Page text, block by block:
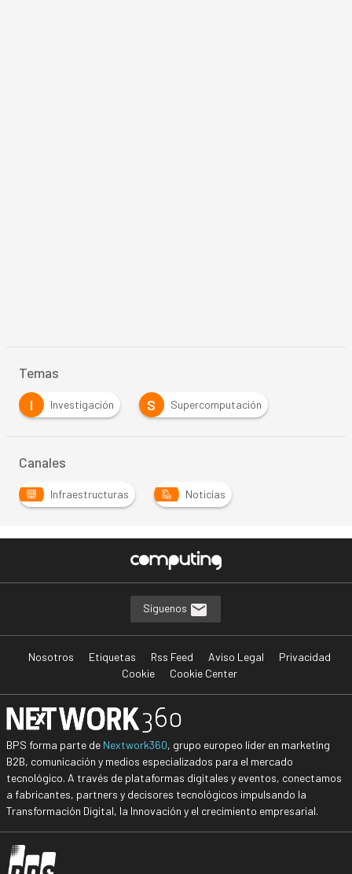
Temas
I
Investigación S Supercomputación
Canales
Infraestructuras Noticias
Síguenos
Nosotros Etiquetas Rss Feed Aviso Legal
Privacidad
Cookie
Cookie Center
BPS forma parte de Nextwork360, grupo europeo líder en marketing
B2B, comunicación y medios especializados para el mercado
tecnológico. A través de plataformas digitales y eventos, conectamos
a fabricantes, partners y decisores tecnológicos impulsando la
Transformación Digital, la Innovación y el crecimiento empresarial.